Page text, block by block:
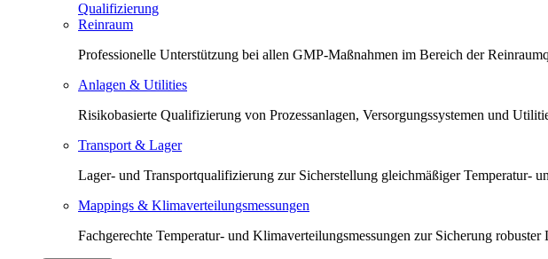
Qualifizierung
Reinraum
Professionelle Unterstützung bei allen GMP-Maßnahmen im Bereich der
Anlagen & Utilities
Risikobasierte Qualifizierung von Prozessanlagen, Versorgungssystemen und
Transport & Lager
Lager- und Transportqualifizierung zur Sicherstellung gleichmäßiger Temperatur-
Mappings & Klimaverteilungsmessungen
Fachgerechte Temperatur- und Klimaverteilungsmessungen zur Sicherung